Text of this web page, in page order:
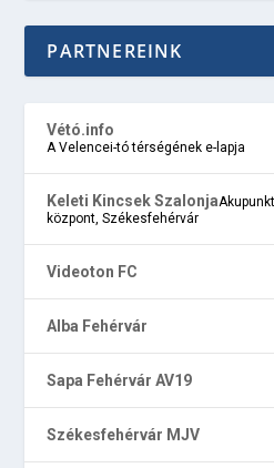
PARTNEREINK
Vétó.info
A Velencei-tó térségének e-lapja
Keleti Kincsek Szalonja
központ, Székesfehérvár
Videoton FC
Alba Fehérvár
Sapa Fehérvár AV19
Székesfehérvár MJV